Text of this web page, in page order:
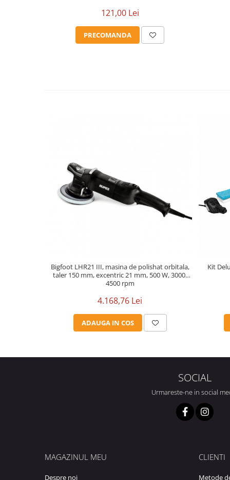
121,00 Lei
PRECOMANDA
Bigfoot LHR21 III, masina de polishat orbitala,
taler 150 mm, excentric 21 mm, 500 W, 3000-
4500 rpm
4.168,76 Lei
ADAUGA IN COS
Kit
SOCIAL
Urmareste-ne in social
MAGAZINUL MEU
Despre noi
CLIENTI
Metode